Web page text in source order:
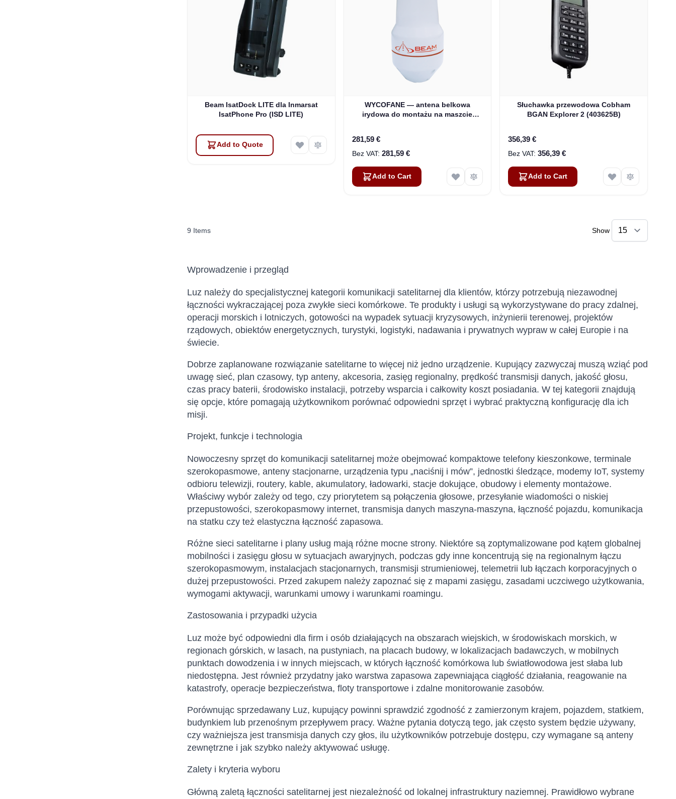
Beam IsatDock LITE dla Inmarsat
IsatPhone Pro (ISD LITE)
Add to Quote
WYCOFANE — antena belkowa
irydowa do montażu na maszcie
281,59 €
281,59 €
Add to Cart
Słuchawka przewodowa Cobham
BGAN Explorer 2 (403625B)
356,39 €
356,39 €
Add to Cart
9 Items Show
Wprowadzenie i przegląd
Luz należy do specjalistycznej kategorii komunikacji satelitarnej dla klientów, którzy potrzebują niezawodnej
łączności wykraczającej poza zwykłe sieci komórkowe. Te produkty i usługi są wykorzystywane do pracy zdalnej,
operacji morskich i lotniczych, gotowości na wypadek sytuacji kryzysowych, inżynierii terenowej, projektów
rządowych, obiektów energetycznych, turystyki, logistyki, nadawania i prywatnych wypraw w całej Europie i na
świecie.
Dobrze zaplanowane rozwiązanie satelitarne to więcej niż jedno urządzenie. Kupujący zazwyczaj muszą wziąć pod
uwagę sieć, plan czasowy, typ anteny, akcesoria, zasięg regionalny, prędkość transmisji danych, jakość głosu,
czas pracy baterii, środowisko instalacji, potrzeby wsparcia i całkowity koszt posiadania. W tej kategorii znajdują
się opcje, które pomagają użytkownikom porównać odpowiedni sprzęt i wybrać praktyczną konfigurację dla ich
misji.
Projekt, funkcje i technologia
Nowoczesny sprzęt do komunikacji satelitarnej może obejmować kompaktowe telefony kieszonkowe, terminale
szerokopasmowe, anteny stacjonarne, urządzenia typu „naciśnij i mów”, jednostki śledzące, modemy IoT, systemy
odbioru telewizji, routery, kable, akumulatory, ładowarki, stacje dokujące, obudowy i elementy montażowe.
Właściwy wybór zależy od tego, czy priorytetem są połączenia głosowe, przesyłanie wiadomości o niskiej
przepustowości, szerokopasmowy internet, transmisja danych maszyna-maszyna, łączność pojazdu, komunikacja
na statku czy też elastyczna łączność zapasowa.
Różne sieci satelitarne i plany usług mają różne mocne strony. Niektóre są zoptymalizowane pod kątem globalnej
mobilności i zasięgu głosu w sytuacjach awaryjnych, podczas gdy inne koncentrują się na regionalnym łączu
szerokopasmowym, instalacjach stacjonarnych, transmisji strumieniowej, telemetrii lub łączach korporacyjnych o
dużej przepustowości. Przed zakupem należy zapoznać się z mapami zasięgu, zasadami uczciwego użytkowania,
wymogami aktywacji, warunkami umowy i warunkami roamingu.
Zastosowania i przypadki użycia
Luz może być odpowiedni dla firm i osób działających na obszarach wiejskich, w środowiskach morskich, w
regionach górskich, w lasach, na pustyniach, na placach budowy, w lokalizacjach badawczych, w mobilnych
punktach dowodzenia i w innych miejscach, w których łączność komórkowa lub światłowodowa jest słaba lub
niedostępna. Jest również przydatny jako warstwa zapasowa zapewniająca ciągłość działania, reagowanie na
katastrofy, operacje bezpieczeństwa, floty transportowe i zdalne monitorowanie zasobów.
Porównując sprzedawany Luz, kupujący powinni sprawdzić zgodność z zamierzonym krajem, pojazdem, statkiem,
budynkiem lub przenośnym przepływem pracy. Ważne pytania dotyczą tego, jak często system będzie używany,
czy ważniejsza jest transmisja danych czy głos, ilu użytkowników potrzebuje dostępu, czy wymagane są anteny
zewnętrzne i jak szybko należy aktywować usługę.
Zalety i kryteria wyboru
Główną zaletą łączności satelitarnej jest niezależność od lokalnej infrastruktury naziemnej. Prawidłowo wybrane